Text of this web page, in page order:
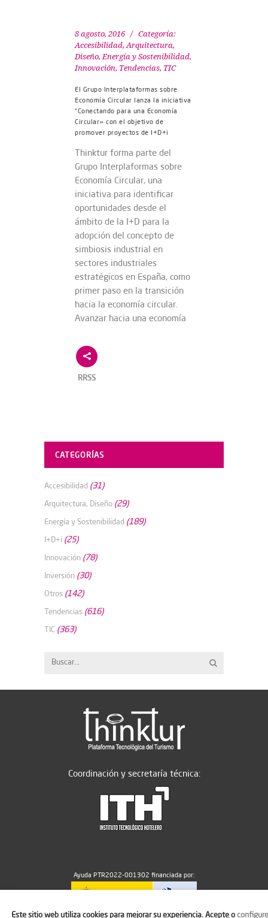
8 agosto, 2016
Categoría:
Accesibilidad, Arquitectura,
Diseño, Energía y Sostenibilidad,
Innovación, Tendencias, TIC
El Grupo Interplataformas sobre
Economía Circular lanza la iniciativa
“Conectando para una Economía
Circular» con el objetivo de
promover proyectos de I+D+i
Thinktur forma parte del
Grupo Interplaformas sobre
Economía Circular, una
iniciativa para identificar
oportunidades desde el
ámbito de la I+D para la
adopción del concepto de
simbiosis industrial en
sectores industriales
estratégicos en España, como
primer paso en la transición
hacia la economía circular.
Avanzar hacia una economía
RRSS
CATEGORÍAS
Accesibilidad (31)
Arquitectura, Diseño (29)
Energía y Sostenibilidad (189)
I+D+i (25)
Innovación (78)
Inversión (30)
Otros (142)
Tendencias (616)
TIC (363)
Coordinación y secretaría técnica:
Ayuda PTR2022-001302 financiada por:
Este sitio web utiliza cookies para mejorar su experiencia. Acepte oconfigure